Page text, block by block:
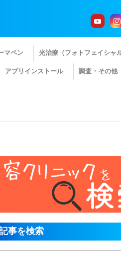
マペン 光治療（フォトフェイシャル
アプリインストール 調査・その他
事を検索